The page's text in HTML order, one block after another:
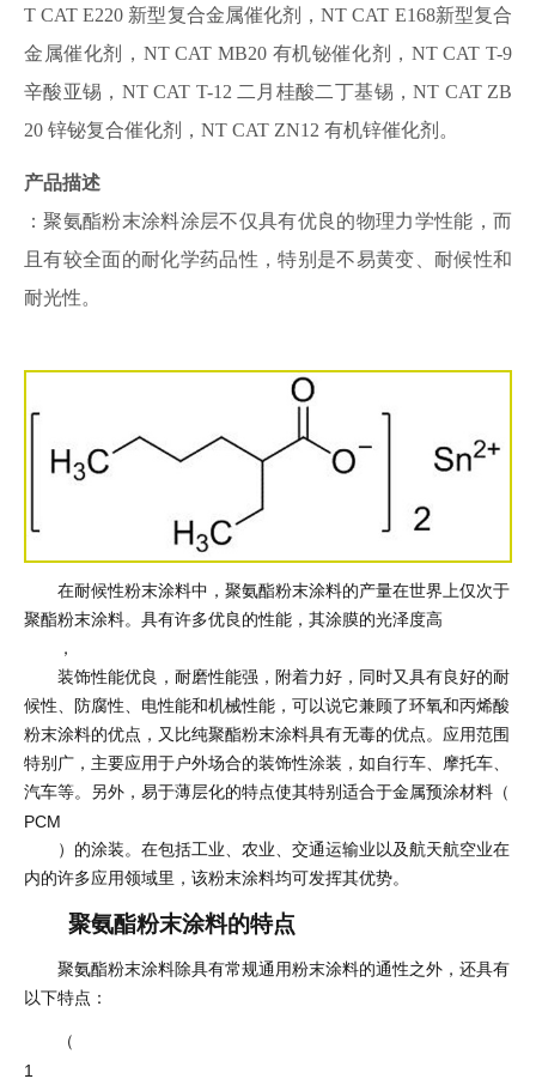
T CAT E220 新型复合金属催化剂，NT CAT E168新型复合
金属催化剂，NT CAT MB20 有机铋催化剂，NT CAT T-9
辛酸亚锡，NT CAT T-12 二月桂酸二丁基锡，NT CAT ZB
20 锌铋复合催化剂，NT CAT ZN12 有机锌催化剂。
产品描述
：聚氨酯粉末涂料涂层不仅具有优良的物理力学性能，而
且有较全面的耐化学药品性，特别是不易黄变、耐候性和
耐光性。
在耐候性粉末涂料中，聚氨酯粉末涂料的产量在世界上仅次于
聚酯粉末涂料。具有许多优良的性能，其涂膜的光泽度高
，
装饰性能优良，耐磨性能强，附着力好，同时又具有良好的耐
候性、防腐性、电性能和机械性能，可以说它兼顾了环氧和丙烯酸
粉末涂料的优点，又比纯聚酯粉末涂料具有无毒的优点。应用范围
特别广，主要应用于户外场合的装饰性涂装，如自行车、摩托车、
汽车等。另外，易于薄层化的特点使其特别适合于金属预涂材料（
PCM
）的涂装。在包括工业、农业、交通运输业以及航天航空业在
内的许多应用领域里，该粉末涂料均可发挥其优势。
聚氨酯粉末涂料的特点
聚氨酯粉末涂料除具有常规通用粉末涂料的通性之外，还具有
以下特点：
（
1